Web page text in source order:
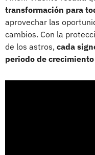
transformación para
aprovechar las
cambios. Con la
de los astros, cada
periodo de crecimiento